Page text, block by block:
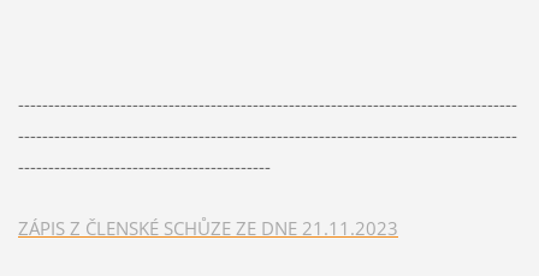
-----------------------------------------------------------------------------------
-----------------------------------------------------------------------------------
------------------------------------------
ZÁPIS Z ČLENSKÉ SCHŮZE ZE DNE 21.11.2023